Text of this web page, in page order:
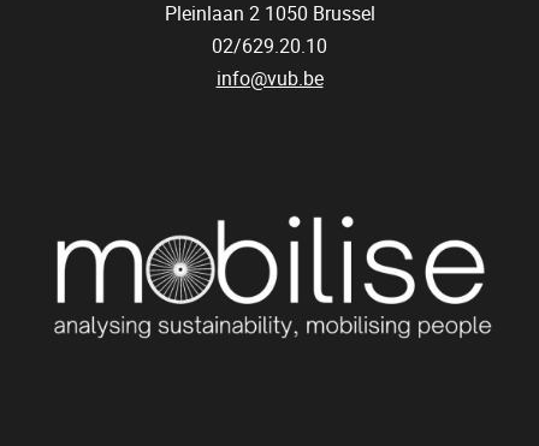
Pleinlaan 2 1050 Brussel
02/629.20.10
info@vub.be